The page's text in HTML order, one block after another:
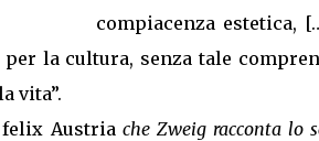
compiacenza estetica,
la cultura, senza tale
vita”.
felix Austria che Zweig racconta lo